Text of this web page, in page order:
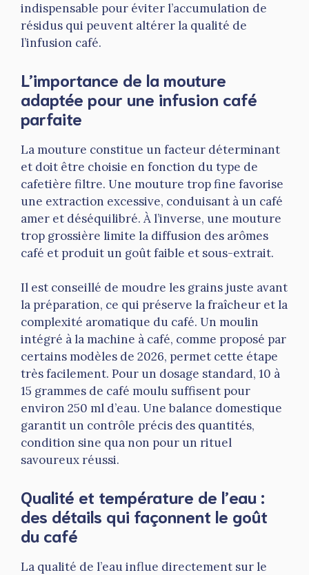
indispensable pour éviter l’accumulation de
résidus qui peuvent altérer la qualité de
l’infusion café.
L’importance de la mouture
adaptée pour une infusion café
parfaite
La mouture constitue un facteur déterminant
et doit être choisie en fonction du type de
cafetière filtre. Une mouture trop fine favorise
une extraction excessive, conduisant à un café
amer et déséquilibré. À l’inverse, une mouture
trop grossière limite la diffusion des arômes
café et produit un goût faible et sous-extrait.
Il est conseillé de moudre les grains juste avant
la préparation, ce qui préserve la fraîcheur et la
complexité aromatique du café. Un moulin
intégré à la machine à café, comme proposé par
certains modèles de 2026, permet cette étape
très facilement. Pour un dosage standard, 10 à
15 grammes de café moulu suffisent pour
environ 250 ml d’eau. Une balance domestique
garantit un contrôle précis des quantités,
condition sine qua non pour un rituel
savoureux réussi.
Qualité et température de l’eau :
des détails qui façonnent le goût
du café
La qualité de l’eau influe directement sur le